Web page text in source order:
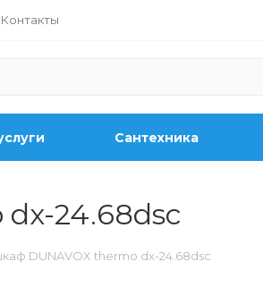
Контакты
Сантехника
24.68dsc
DUNAVOX thermo dx-24.68dsc